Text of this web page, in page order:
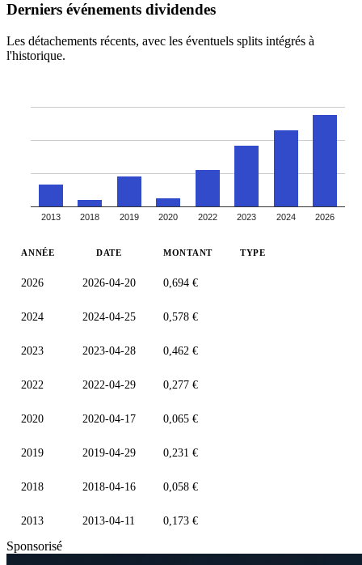
Derniers événements dividendes
Les détachements récents, avec les éventuels splits intégrés à
l'historique.
2013 2018 2019 2020 2022 2023 2024 2026
ANNÉE DATE MONTANT TYPE
2026 2026-04-20 0,694 €
2024 2024-04-25 0,578 €
2023 2023-04-28 0,462 €
2022 2022-04-29 0,277 €
2020 2020-04-17 0,065 €
2019 2019-04-29 0,231 €
2018 2018-04-16 0,058 €
2013 2013-04-11 0,173 €
Sponsorisé